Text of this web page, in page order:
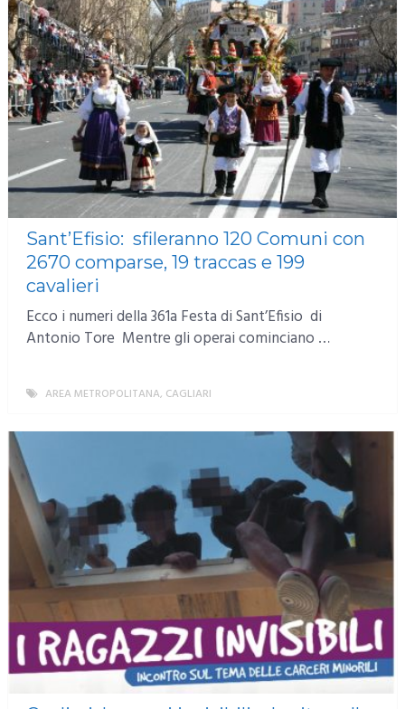
Sant’Efisio: sfileranno 120 Comuni con
2670 comparse, 19 traccas e 199
cavalieri
Ecco i numeri della 361a Festa di Sant’Efisio di
Antonio Tore Mentre gli operai cominciano …
AREA METROPOLITANA, CAGLIARI